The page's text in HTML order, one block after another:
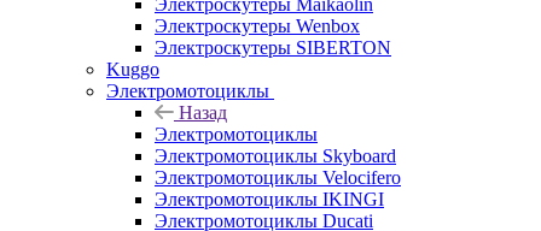
Электроскутеры Maikaolin
Электроскутеры Wenbox
Электроскутеры SIBERTON
Kuggo
Электромотоциклы
Назад
Электромотоциклы
Электромотоциклы Skyboard
Электромотоциклы Velocifero
Электромотоциклы IKINGI
Электромотоциклы Ducati